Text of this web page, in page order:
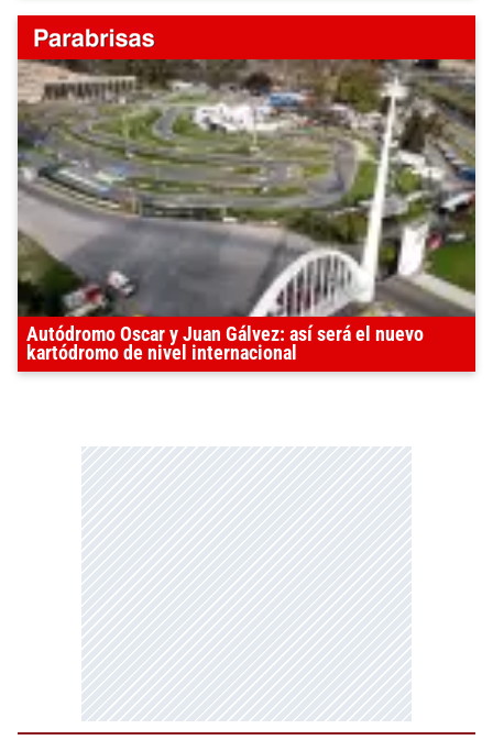
Autódromo Oscar y Juan Gálvez: así será el nuevo
kartódromo de nivel internacional